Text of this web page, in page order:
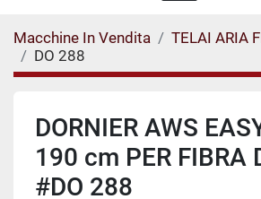
Macchine In Vendita
TELAI ARIA
DO 288
DORNIER AWS
190 cm PER FIBRA
#DO 288